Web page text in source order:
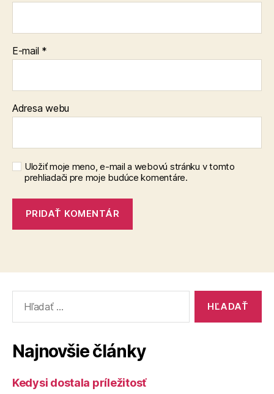
E-mail *
Adresa webu
Uložiť moje meno, e-mail a webovú stránku v tomto
prehliadači pre moje budúce komentáre.
Najnovšie články
Kedysi dostala príležitosť